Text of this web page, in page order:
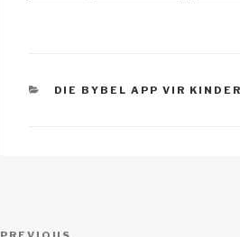
k
o
p
CATEGORIES
DIE BYBEL APP VIR
Post